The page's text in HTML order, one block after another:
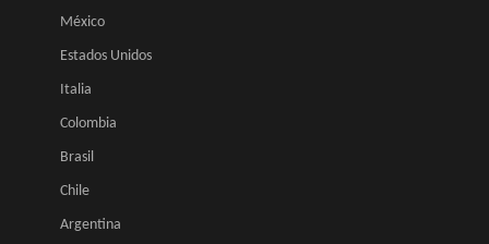
México
Estados Unidos
Italia
Colombia
Brasil
Chile
Argentina